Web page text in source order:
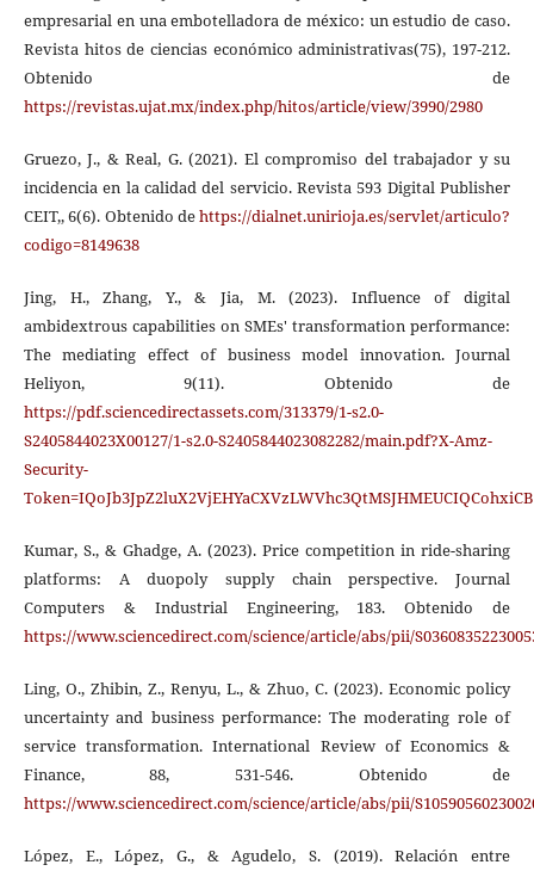
empresarial en una embotelladora de méxico: un estudio de caso.
Revista hitos de ciencias económico administrativas(75), 197‐212.
Obtenido de
https://revistas.ujat.mx/index.php/hitos/article/view/3990/2980
Gruezo, J., & Real, G. (2021). El compromiso del trabajador y su
incidencia en la calidad del servicio. Revista 593 Digital Publisher
CEIT,, 6(6). Obtenido dehttps://dialnet.unirioja.es/servlet/articulo?
codigo=8149638
Jing, H., Zhang, Y., & Jia, M. (2023). Influence of digital
ambidextrous capabilities on SMEs' transformation performance:
The mediating effect of business model innovation. Journal
Heliyon, 9(11). Obtenido de
https://pdf.sciencedirectassets.com/313379/1-s2.0-
S2405844023X00127/1-s2.0-S2405844023082282/main.pdf?X-Amz-
Security-
Kumar, S., & Ghadge, A. (2023). Price competition in ride-sharing
platforms: A duopoly supply chain perspective. Journal
Computers & Industrial Engineering, 183. Obtenido de
https://www.sciencedirect.com/science/article/abs/pii/
Ling, O., Zhibin, Z., Renyu, L., & Zhuo, C. (2023). Economic policy
uncertainty and business performance: The moderating role of
service transformation. International Review of Economics &
Finance, 88, 531-546. Obtenido de
https://www.sciencedirect.com/science/article/abs/pii/
López, E., López, G., & Agudelo, S. (2019). Relación entre